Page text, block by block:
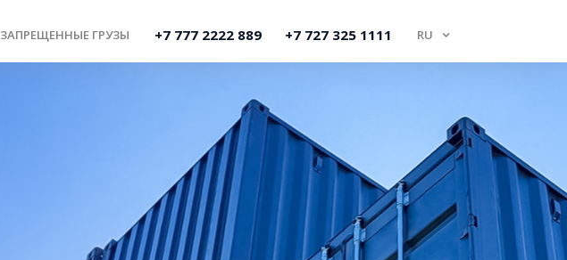
ЗАПРЕЩЕННЫЕ ГРУЗЫ +7 777 2222 889 +7 727 325 1111 RU